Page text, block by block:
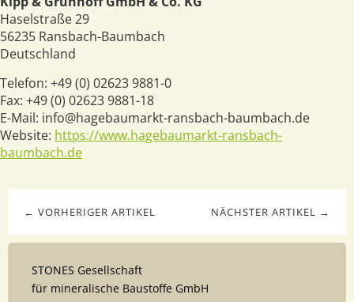
Haselstraße 29
56235 Ransbach-Baumbach
Deutschland
Telefon: +49 (0) 02623 9881-0
Fax: +49 (0) 02623 9881-18
E-Mail: info@hagebaumarkt-ransbach-baumbach.de
Website: https://www.hagebaumarkt-ransbach-
baumbach.de
NÄCHSTER ARTIKEL →
← VORHERIGER ARTIKEL
STONES Gesellschaft
für mineralische Baustoffe GmbH